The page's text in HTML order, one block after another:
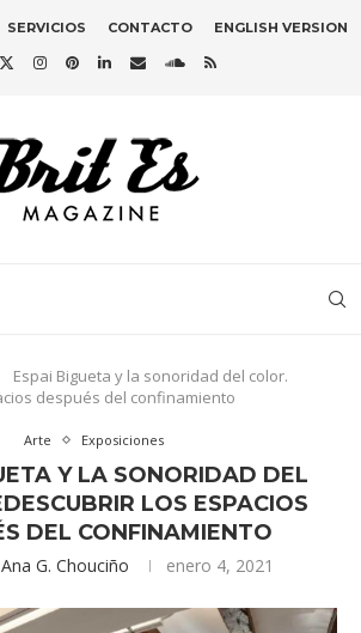
SERVICIOS CONTACTO ENGLISH VERSION
Espai Bigueta y la sonoridad del color.
después del confinamiento
Arte Exposiciones
Y LA SONORIDAD DEL
LOS ESPACIOS
DEL CONFINAMIENTO
Ana G. Chouciño enero 4, 2021